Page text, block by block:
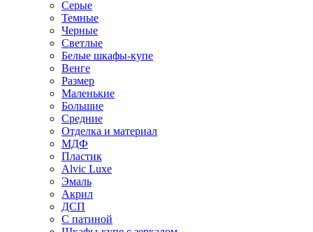
Серые
Темные
Черные
Светлые
Белые шкафы-купе
Венге
Размер
Маленькие
Большие
Средние
Отделка и материал
МДФ
Пластик
Alvic Luxe
Эмаль
Акрил
ДСП
С патиной